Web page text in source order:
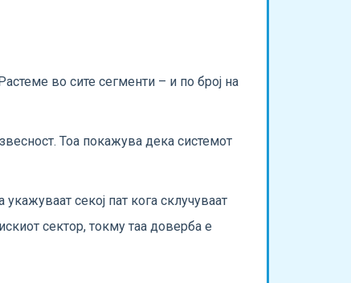
во сите сегменти – и по број на
Тоа покажува дека системот
секој пат кога склучуваат
сектор, токму таа доверба е